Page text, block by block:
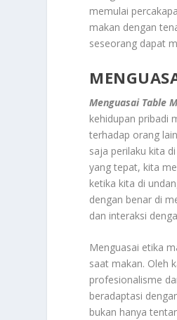
memulai
makan dengan
seseorang dapat
Menguasai Table
kehidupan pribadi
terhadap orang
saja perilaku kita
yang tepat, kita
ketika kita di
dengan benar di
dan interaksi
Menguasai etika
saat makan. Oleh
profesionalisme
beradaptasi
bukan hanya